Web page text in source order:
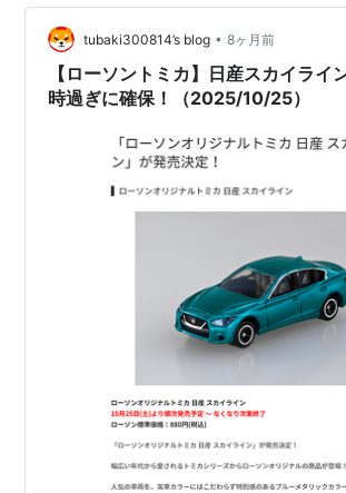
す！ ランキング参加中トミカ好き集まれ
tubaki300814’s blog • 8ヶ月前
【ローソントミカ】日産スカイライ
時過ぎに確保！（2025/10/25）